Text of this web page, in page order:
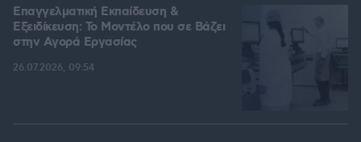
Επαγγελματική Εκπαίδευση &
Εξειδίκευση: Το Mοντέλο που σε Bάζει
στην Aγορά Eργασίας
26.07.2026, 09:54